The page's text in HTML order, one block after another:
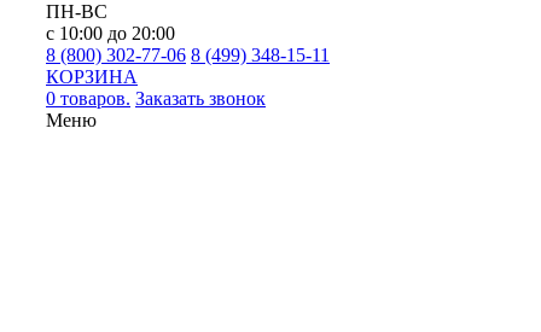
ПН-ВС
с 10:00 до 20:00
8 (800) 302-77-06 8 (499) 348-15-11
КОРЗИНА
0 товаров. Заказать звонок
Меню